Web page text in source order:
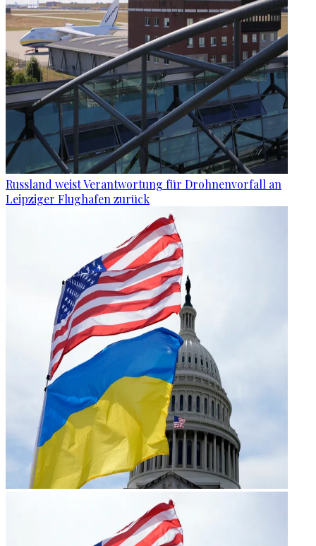
Russland weist Verantwortung für Drohnenvorfall an
Leipziger Flughafen zurück